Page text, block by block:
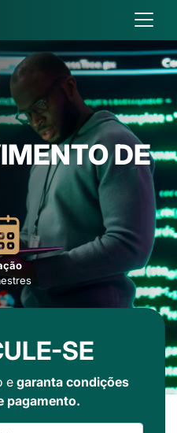
DE
SE
e garanta condições
pagamento.